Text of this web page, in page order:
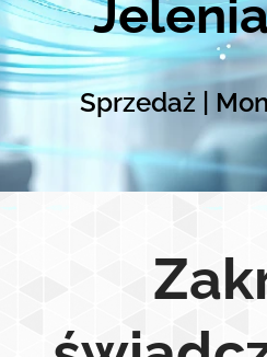
Sprzedaż |